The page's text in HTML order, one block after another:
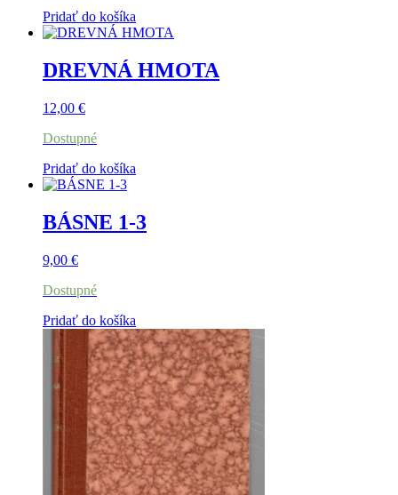
Pridať do košíka
DREVNÁ HMOTA
12,00 €
Dostupné
Pridať do košíka
BÁSNE 1-3
9,00 €
Dostupné
Pridať do košíka